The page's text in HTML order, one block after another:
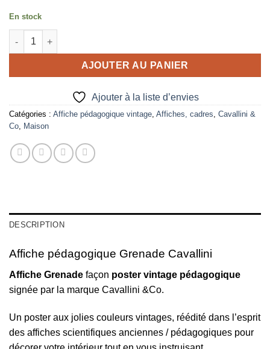
En stock
quantité de Affiche pédagogique Grenade Cavallini
AJOUTER AU PANIER
Ajouter à la liste d’envies
Catégories : Affiche pédagogique vintage, Affiches, cadres, Cavallini &
Co, Maison
DESCRIPTION
Affiche pédagogique Grenade Cavallini
Affiche Grenade façon poster vintage pédagogique
signée par la marque Cavallini &Co.
Un poster aux jolies couleurs vintages, réédité dans l’esprit
des affiches scientifiques anciennes / pédagogiques pour